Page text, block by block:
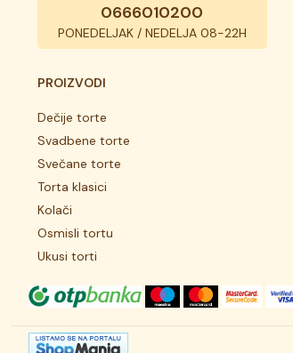
0666010200
PONEDELJAK / NEDELJA 08-22H
PROIZVODI
Dečije torte
Svadbene torte
Svečane torte
Torta klasici
Kolači
Osmisli tortu
Ukusi torti